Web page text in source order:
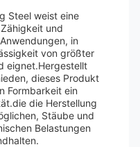
Steel weist eine
und
in
von größter
eignet.Hergestellt
dieses Produkt
Formbarkeit ein
die Herstellung
Stäube und
Belastungen